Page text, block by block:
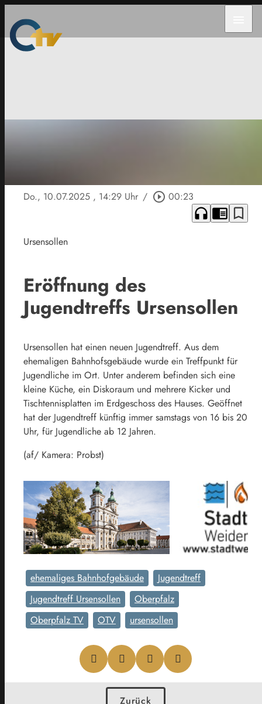
Do., 10.07.2025 , 14:29 Uhr / play_circle_outline 00:23
headphones chrome_reader_mode bookmark_border
Ursensollen
Eröffnung des
Jugendtreffs Ursensollen
Ursensollen hat einen neuen Jugendtreff. Aus dem
ehemaligen Bahnhofsgebäude wurde ein Treffpunkt für
Jugendliche im Ort. Unter anderem befinden sich eine
kleine Küche, ein Diskoraum und mehrere Kicker und
Tischtennisplatten im Erdgeschoss des Hauses. Geöffnet
hat der Jugendtreff künftig immer samstags von 16 bis 20
Uhr, für Jugendliche ab 12 Jahren.
(af/ Kamera: Probst)
ehemaliges Bahnhofgebäude
Jugendtreff
Jugendtreff Ursensollen
Oberpfalz
Oberpfalz TV
OTV ursensollen
Zurück